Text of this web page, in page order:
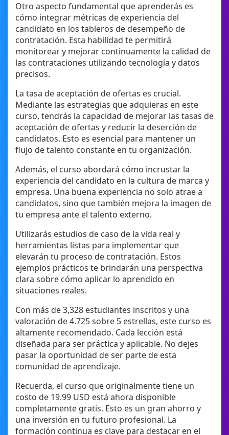
Otro aspecto fundamental que aprenderás es
cómo integrar métricas de experiencia del
candidato en los tableros de desempeño de
contratación. Esta habilidad te permitirá
monitorear y mejorar continuamente la calidad de
las contrataciones utilizando tecnología y datos
precisos.
La tasa de aceptación de ofertas es crucial.
Mediante las estrategias que adquieras en este
curso, tendrás la capacidad de mejorar las tasas de
aceptación de ofertas y reducir la deserción de
candidatos. Esto es esencial para mantener un
flujo de talento constante en tu organización.
Además, el curso abordará cómo incrustar la
experiencia del candidato en la cultura de marca y
empresa. Una buena experiencia no solo atrae a
candidatos, sino que también mejora la imagen de
tu empresa ante el talento externo.
Utilizarás estudios de caso de la vida real y
herramientas listas para implementar que
elevarán tu proceso de contratación. Estos
ejemplos prácticos te brindarán una perspectiva
clara sobre cómo aplicar lo aprendido en
situaciones reales.
Con más de 3,328 estudiantes inscritos y una
valoración de 4.725 sobre 5 estrellas, este curso es
altamente recomendado. Cada lección está
diseñada para ser práctica y aplicable. No dejes
pasar la oportunidad de ser parte de esta
comunidad de aprendizaje.
Recuerda, el curso que originalmente tiene un
costo de 19.99 USD está ahora disponible
completamente gratis. Esto es un gran ahorro y
una inversión en tu futuro profesional. La
formación continua es clave para destacar en el